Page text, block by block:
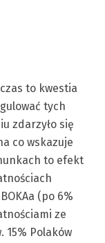
to kwestia
tych
zdarzyło się
co wskazuje
to efekt
(po 6%
ze
Polaków